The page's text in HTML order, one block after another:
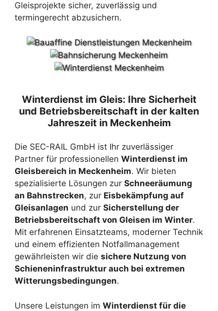
Gleisprojekte sicher, zuverlässig und
termingerecht abzusichern.
Winterdienst im Gleis: Ihre Sicherheit
und Betriebsbereitschaft in der kalten
Jahreszeit in Meckenheim
Die SEC-RAIL GmbH ist Ihr zuverlässiger
Partner für professionellen Winterdienst im
Gleisbereich in Meckenheim. Wir bieten
spezialisierte Lösungen zur Schneeräumung
an Bahnstrecken, zur Eisbekämpfung auf
Gleisanlagen und zur Sicherstellung der
Betriebsbereitschaft von Gleisen im Winter.
Mit erfahrenen Einsatzteams, moderner Technik
und einem effizienten Notfallmanagement
gewährleisten wir die sichere Nutzung von
Schieneninfrastruktur auch bei extremen
Witterungsbedingungen.
Unsere Leistungen im Winterdienst für die